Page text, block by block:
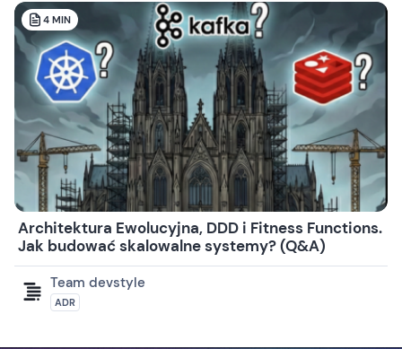
4 MIN
Architektura Ewolucyjna, DDD i Fitness Functions.
Jak budować skalowalne systemy? (Q&A)
Team devstyle
ADR